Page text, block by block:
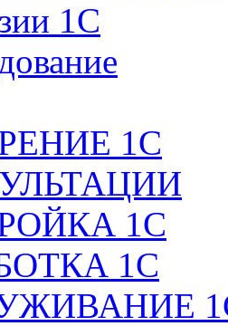
1С
1С
1С
1С